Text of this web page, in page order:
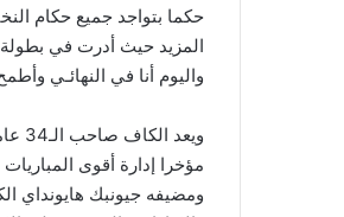
حكما بتواجد جميع حكام
واليوم أنا في النهائـي